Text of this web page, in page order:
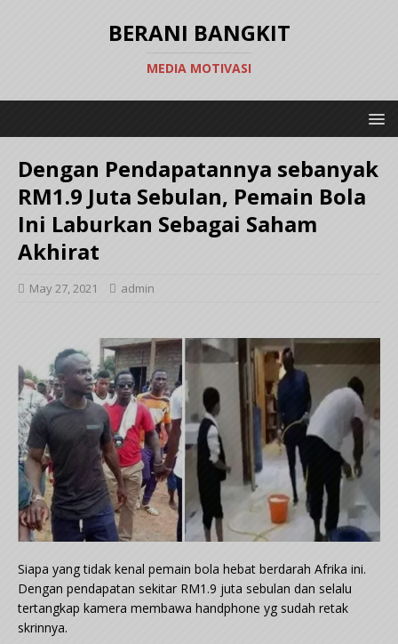
BERANI BANGKIT
MEDIA MOTIVASI
Dengan Pendapatannya sebanyak
RM1.9 Juta Sebulan, Pemain Bola
Ini Laburkan Sebagai Saham
Akhirat
May 27, 2021 admin
Siapa yang tidak kenal pemain bola hebat berdarah Afrika ini.
Dengan pendapatan sekitar RM1.9 juta sebulan dan selalu
tertangkap kamera membawa handphone yg sudah retak
skrinnya.